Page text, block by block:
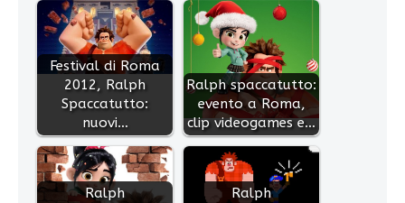
Festival di Roma
2012, Ralph
Spaccatutto:
nuovi…
Ralph spaccatutto:
evento a Roma,
clip videogames e…
Ralph
Ralph